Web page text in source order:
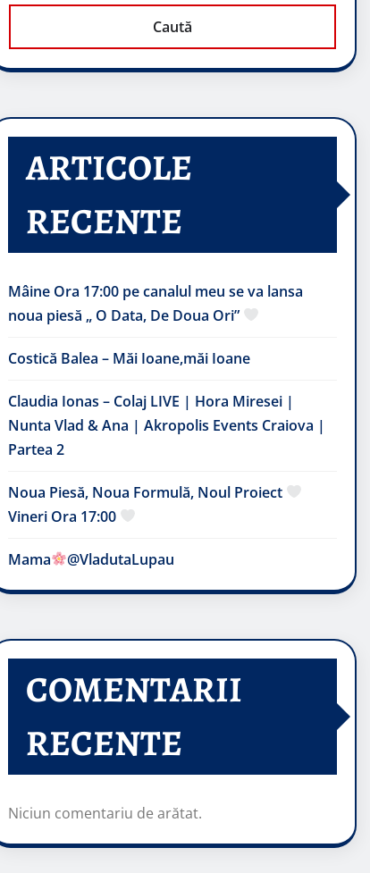
Caută
ARTICOLE
RECENTE
Mâine Ora 17:00 pe canalul meu se va lansa
noua piesă „ O Data, De Doua Ori”
Costică Balea – Măi Ioane,măi Ioane
Claudia Ionas – Colaj LIVE | Hora Miresei |
Nunta Vlad & Ana | Akropolis Events Craiova |
Partea 2
Noua Piesă, Noua Formulă, Noul Proiect
Vineri Ora 17:00
Mama @VladutaLupau
COMENTARII
RECENTE
Niciun comentariu de arătat.